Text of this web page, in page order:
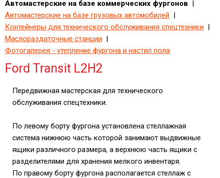
Автомастерские на базе коммерческих фургонов |
Автомастерские на базе грузовых автомобилей |
Контейнеры для технического обслуживания спецтехники |
Маслораздаточные станции |
Фотогалерея - утепление фургона и настил пола
Ford Transit L2H2
Передвижная мастерская для технического
обслуживания спецтехники.
По левому борту фургона установлена стеллажная
система нижнюю часть которой занимают выдвижные
ящики различного размера, а верхнюю часть ящики с
разделителями для хранения мелкого инвентаря.
По правому борту фургона располагается стеллаж с